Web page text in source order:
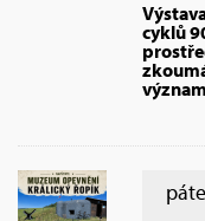
cyklů